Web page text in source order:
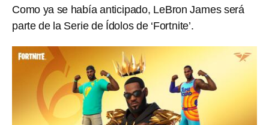
Como ya se había anticipado, LeBron James será
parte de la Serie de Ídolos de ‘Fortnite’.